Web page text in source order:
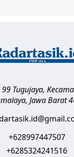
99 Tugujaya,
, Jawa Barat
+628997447507
+6285324241516